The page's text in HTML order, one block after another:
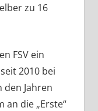
zu 16
FSV ein
2010 bei
den Jahren
an die „Erste“